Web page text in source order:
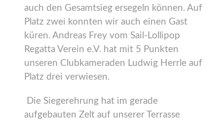
auch den Gesamtsieg ersegeln können. Auf
Platz zwei konnten wir auch einen Gast
küren. Andreas Frey vom Sail-Lollipop
Regatta Verein e.V. hat mit 5 Punkten
unseren Clubkameraden Ludwig Herrle auf
Platz drei verwiesen.
Die Siegerehrung hat im gerade
aufgebauten Zelt auf unserer Terrasse